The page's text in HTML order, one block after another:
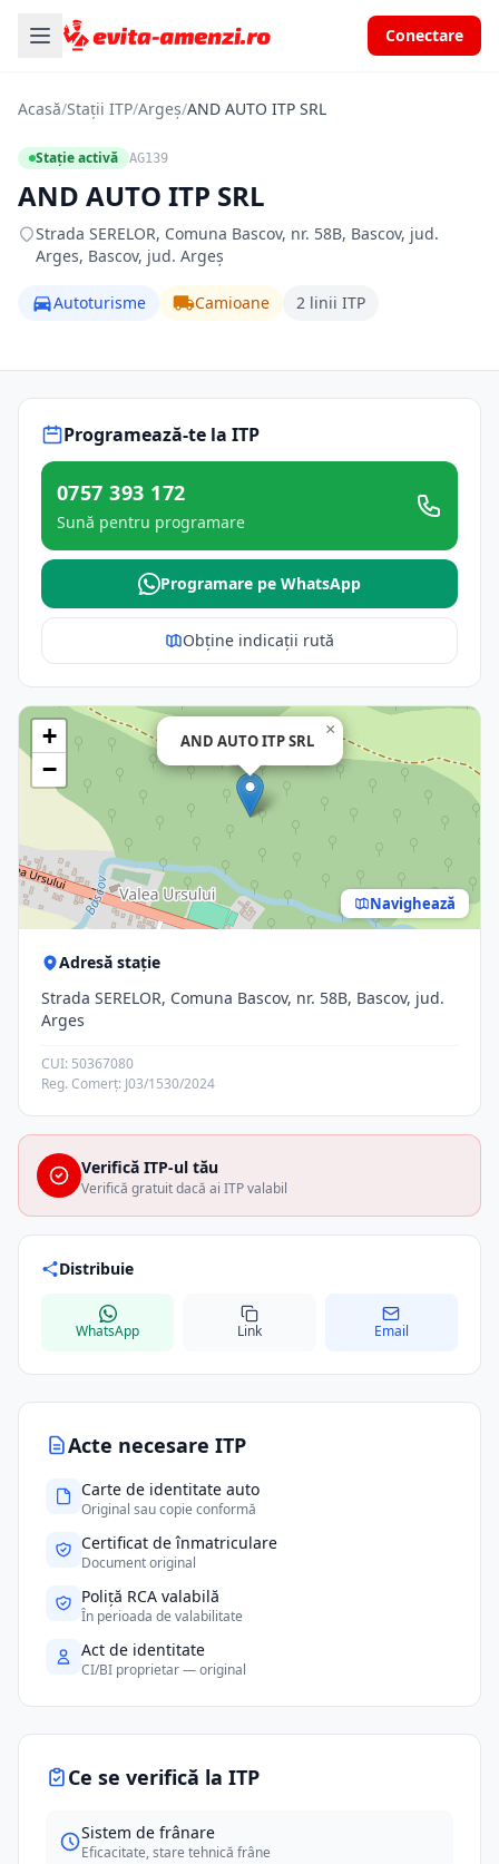
Conectare
Acasă/Stații ITP/Argeș/AND AUTO ITP SRL
Stație activă AG139
AND AUTO ITP SRL
Strada SERELOR, Comuna Bascov, nr. 58B, Bascov, jud.
Arges, Bascov, jud. Argeș
Autoturisme Camioane 2 linii ITP
Acte necesare ITP
Carte de identitate auto
Original sau copie conformă
Certificat de înmatriculare
Document original
Poliță RCA valabilă
În perioada de valabilitate
Act de identitate
CI/BI proprietar — original
Ce se verifică la ITP
Sistem de frânare
Eficacitate, stare tehnică frâne
Programează-te la ITP
0757 393 172
Sună pentru programare
Programare pe WhatsApp
Obține indicații rută
AND AUTO ITP SRL
×
+
−
Navighează
Adresă stație
Strada SERELOR, Comuna Bascov, nr. 58B, Bascov, jud.
Arges
CUI: 50367080
Reg. Comerț: J03/1530/2024
Verifică ITP-ul tău
Verifică gratuit dacă ai ITP valabil
Distribuie
WhatsApp Link Email